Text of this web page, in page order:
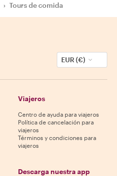
› Tours de comida
EUR (€)
Viajeros
Centro de ayuda para viajeros
Política de cancelación para
viajeros
Términos y condiciones para
viajeros
Descarga nuestra app